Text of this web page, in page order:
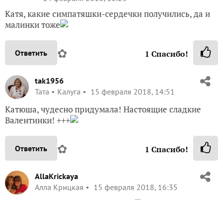
Катя, какие симпатяшки-сердечки получились, да и
малинки тоже
Ответить ✿ 1 Спасибо!
tak1956
Taта
Калуга 15 февраля 2018, 14:51
Катюша, чудесно придумала! Настоящие сладкие
Валентинки! +++
Ответить ✿ 1 Спасибо!
AllaKrickaya
Алла Крицкая
15 февраля 2018, 16:35